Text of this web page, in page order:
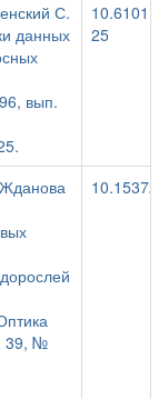
С.
данных
вып.
10.61011/
25
39, №
10.15372/